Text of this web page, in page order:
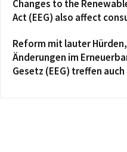
Changes to the
Act (EEG) also affect
Reform mit lauter Hürden,
Änderungen im
Gesetz (EEG) treffen